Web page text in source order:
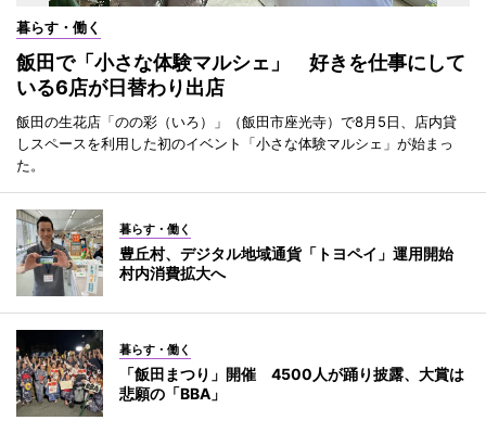
暮らす・働く
飯田で「小さな体験マルシェ」 好きを仕事にして
いる6店が日替わり出店
飯田の生花店「のの彩（いろ）」（飯田市座光寺）で8月5日、店内貸
しスペースを利用した初のイベント「小さな体験マルシェ」が始まっ
た。
暮らす・働く
豊丘村、デジタル地域通貨「トヨペイ」運用開始
村内消費拡大へ
暮らす・働く
「飯田まつり」開催 4500人が踊り披露、大賞は
悲願の「BBA」